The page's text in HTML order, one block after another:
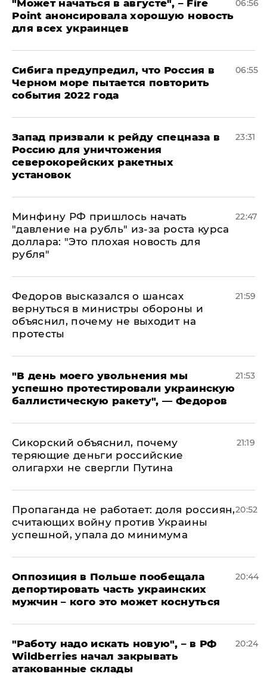
"Может начаться в августе", – Fire
Point анонсировала хорошую новость
для всех украинцев
06:56
Сибига предупредил, что Россия в
Черном море пытается повторить
события 2022 года
06:55
Запад призвали к рейду спецназа в
Россию для уничтожения
северокорейских ракетных
установок
23:31
Минфину РФ пришлось начать
"давление на рубль" из-за роста курса
доллара: "Это плохая новость для
рубля"
22:47
Федоров высказался о шансах
вернуться в министры обороны и
объяснил, почему не выходит на
протесты
21:59
​"В день моего увольнения мы
успешно протестировали украинскую
баллистическую ракету", — Федоров
21:53
Сикорский объяснил, почему
теряющие деньги российские
олигархи не свергли Путина
21:19
​Пропаганда не работает: доля россиян,
считающих войну против Украины
успешной, упала до минимума
20:52
Оппозиция в Польше пообещала
депортировать часть украинских
мужчин – кого это может коснуться
20:44
"Работу надо искать новую", – в РФ
Wildberries начал закрывать
атакованные склады
20:24